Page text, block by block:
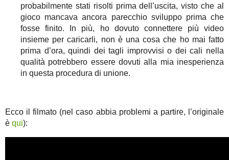
probabilmente stati risolti prima dell’uscita, visto che al
gioco mancava ancora parecchio sviluppo prima che
fosse finito. In più, ho dovuto connettere più video
insieme per caricarli, non è una cosa che ho mai fatto
prima d’ora, quindi dei tagli improvvisi o dei cali nella
qualità potrebbero essere dovuti alla mia inesperienza
in questa procedura di unione.
Ecco il filmato (nel caso abbia problemi a partire, l’originale
è qui):